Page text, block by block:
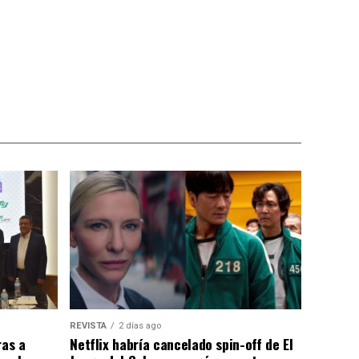
a
REVISTA 2 días ago
Netflix habría cancelado spin-off de El